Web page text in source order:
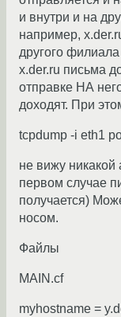
и внутри и на
например,
другого
x.der.ru письма
отправке НА
доходят. При
tcpdump -i eth1
не вижу никакой
первом случае
получается)
носом.
Файлы
MAIN.cf
myhostname =